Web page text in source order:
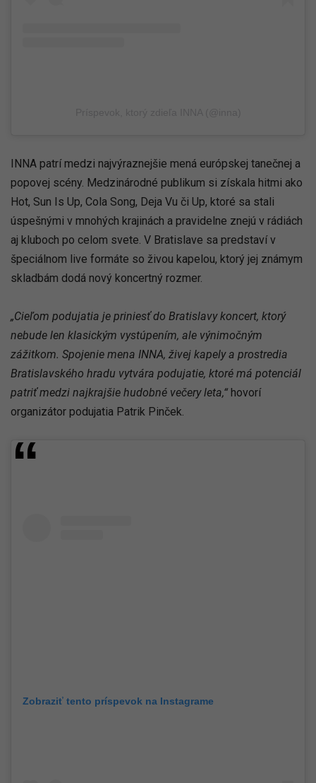
INNA patrí medzi najvýraznejšie mená európskej tanečnej a
popovej scény. Medzinárodné publikum si získala hitmi ako
Hot, Sun Is Up, Cola Song, Deja Vu či Up, ktoré sa stali
úspešnými v mnohých krajinách a pravidelne znejú v rádiách
aj kluboch po celom svete. V Bratislave sa predstaví v
špeciálnom live formáte so živou kapelou, ktorý jej známym
skladbám dodá nový koncertný rozmer.
„Cieľom podujatia je priniesť do Bratislavy koncert, ktorý
nebude len klasickým vystúpením, ale výnimočným
zážitkom. Spojenie mena INNA, živej kapely a prostredia
Bratislavského hradu vytvára podujatie, ktoré má potenciál
patriť medzi najkrajšie hudobné večery leta,“ hovorí
organizátor podujatia Patrik Pinček.
Zobraziť tento príspevok na Instagrame